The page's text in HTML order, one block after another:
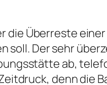
Überreste einer
Der sehr
ab,
denn die